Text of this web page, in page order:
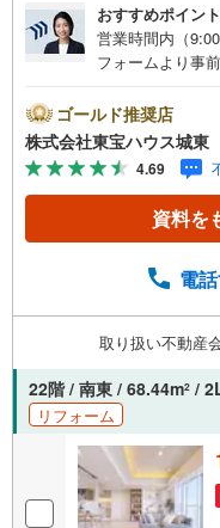
おすすめポイント
営業時間内（
フォームより事
カレンダーの作
として暮らしの
産キャンペーン
ボーナスライト
ャンペーン」の
予約をする」ボ
スライトは出金
時受け付けてお
（諸費用もOK）
ゴールド推奨店
株式会社東宝ハウス城東
4.69
資料を
電
取り扱い不動産
22階 / 南東 / 68.44m2 /
リフォーム